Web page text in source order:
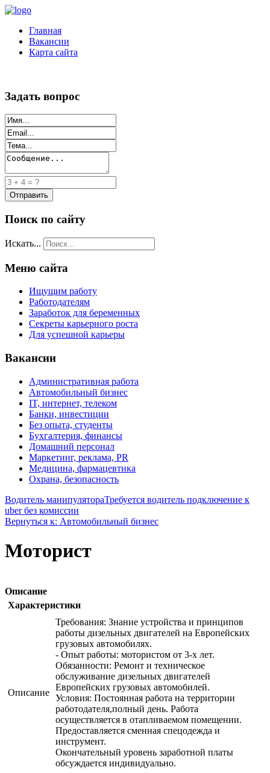
Главная
Вакансии
Карта сайта
Задать вопрос
Поиск по сайту
Искать...
Меню сайта
Ищущим работу
Работодателям
Заработок для беременных
Секреты карьерного роста
Для успешной карьеры
Вакансии
Административная работа
Автомобильный бизнес
IT, интернет, телеком
Банки, инвестиции
Без опыта, студенты
Бухгалтерия, финансы
Домашний персонал
Маркетинг, реклама, PR
Медицина, фармацевтика
Охрана, безопасность
Водитель манипулятораТребуется водитель подключение к
uber без комиссии
Вернуться к: Автомобильный бизнес
Моторист
Описание
Характеристики
Описание
Требования: Знание устройства и принципов
работы дизельных двигателей на Европейских
грузовых автомобилях.
- Опыт работы: мотористом от 3-х лет.
Обязанности: Ремонт и техническое
обслуживание дизельных двигателей
Европейских грузовых автомобилей.
Условия: Постоянная работа на территории
работодателя,полный день. Работа
осуществляется в отапливаемом помещении.
Предоставляется сменная спецодежда и
инструмент.
Окончательный уровень заработной платы
обсуждается индивидуально.